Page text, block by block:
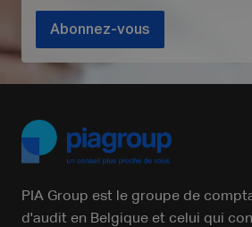
Abonnez-vous
PIA Group est le groupe de
d'audit en Belgique et celui qui